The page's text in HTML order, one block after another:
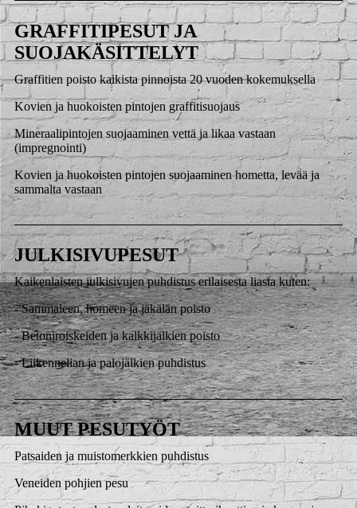
GRAFFITIPESUT JA
SUOJAKÄSITTELYT
Graffitien poisto kaikista pinnoista 20 vuoden kokemuksella
Kovien ja huokoisten pintojen graffitisuojaus
Mineraalipintojen suojaaminen vettä ja likaa vastaan
(impregnointi)
Kovien ja huokoisten pintojen suojaaminen hometta, levää ja
sammalta vastaan
JULKISIVUPESUT
Kaikenlaisten julkisivujen puhdistus erilaisesta liasta kuten:
- Sammaleen, homeen ja jäkälän poisto
- Betoniroiskeiden ja kalkkijälkien poisto
- Liikennelian ja palojälkien puhdistus
MUUT PESUTYÖT
Patsaiden ja muistomerkkien puhdistus
Veneiden pohjien pesu